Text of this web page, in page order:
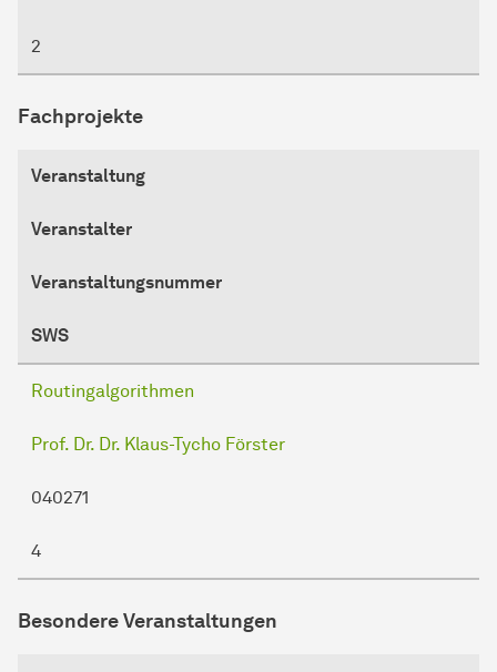
2
Fachprojekte
Veranstaltung
Veranstalter
Veranstaltungsnummer
SWS
Routingalgorithmen
Prof. Dr. Dr. Klaus-Tycho Förster
040271
4
Besondere Veranstaltungen